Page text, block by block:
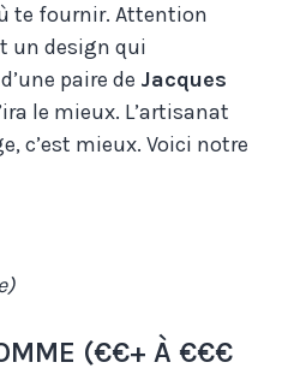
te fournir. Attention
un design qui
paire de Jacques
le mieux. L’artisanat
c’est mieux. Voici notre
(€€+ À €€€